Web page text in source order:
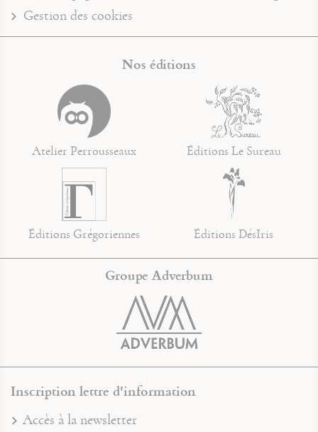
Gestion des cookies
Nos éditions
Atelier Perrousseaux Éditions Le Sureau
Éditions Grégoriennes Éditions DésIris
Groupe Adverbum
Inscription lettre d'information
Accès à la newsletter